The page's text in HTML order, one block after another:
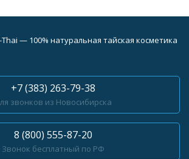
— 100% натуральная тайская косметика
+7 (383) 263-79-38
звонков из Новосибирска
8 (800) 555-87-20
Звонок бесплатный по РФ